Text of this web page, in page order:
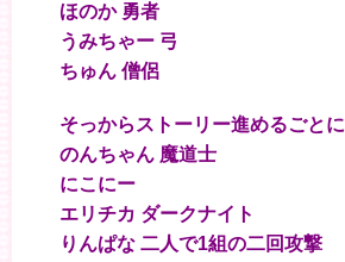
ほのか 勇者
うみちゃー 弓
ちゅん 僧侶
そっからストーリー進めるごとに
のんちゃん 魔道士
にこにー
エリチカ ダークナイト
りんぱな 二人で1組の二回攻撃